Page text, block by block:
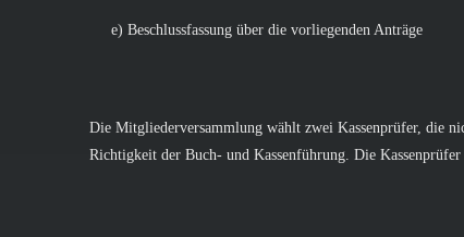
e) Beschlussfassung über die vorliegenden Anträge
Die Mitgliederversammlung wählt zwei Kassenprüfer, die
Richtigkeit der Buch- und Kassenführung. Die